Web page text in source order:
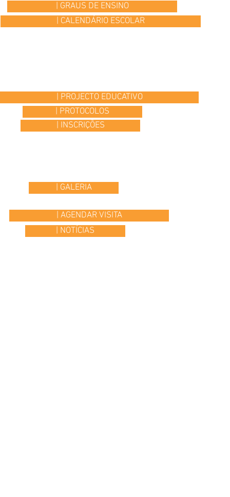
| GRAUS DE ENSINO
| CALENDÁRIO ESCOLAR
| PROJECTO EDUCATIVO
| PROTOCOLOS
| INSCRIÇÕES
| GALERIA
| AGENDAR VISITA
| NOTÍCIAS